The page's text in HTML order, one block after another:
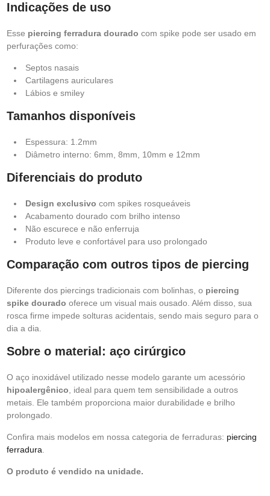
Indicações de uso
Esse piercing ferradura dourado com spike pode ser usado em
perfurações como:
Septos nasais
Cartilagens auriculares
Lábios e smiley
Tamanhos disponíveis
Espessura: 1.2mm
Diâmetro interno: 6mm, 8mm, 10mm e 12mm
Diferenciais do produto
Design exclusivo com spikes rosqueáveis
Acabamento dourado com brilho intenso
Não escurece e não enferruja
Produto leve e confortável para uso prolongado
Comparação com outros tipos de piercing
Diferente dos piercings tradicionais com bolinhas, o piercing
spike dourado oferece um visual mais ousado. Além disso, sua
rosca firme impede solturas acidentais, sendo mais seguro para o
dia a dia.
Sobre o material: aço cirúrgico
O aço inoxidável utilizado nesse modelo garante um acessório
hipoalergênico , ideal para quem tem sensibilidade a outros
metais. Ele também proporciona maior durabilidade e brilho
prolongado.
Confira mais modelos em nossa categoria de ferraduras: piercing
ferradura
O produto é vendido na unidade.